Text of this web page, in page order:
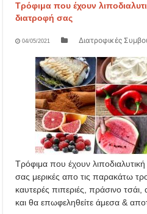
Τρόφιμα που έχουν
διατροφή σας
04/05/2021 Διατροφικές
Τρόφιμα που έχουν
σας μερικές απο τις παρακάτω
καυτερές πιπεριές, πράσινο
και θα επωφεληθείτε άμεσα &